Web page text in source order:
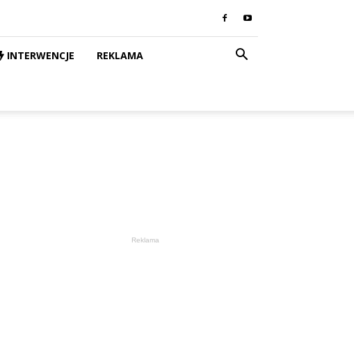
INTERWENCJE REKLAMA
Reklama